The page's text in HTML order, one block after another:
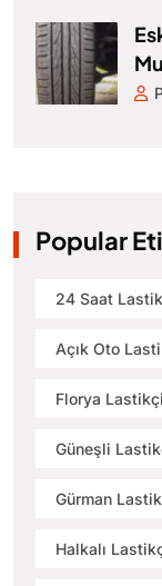
Popular
24 Saat
Açık Oto
Florya Lastikçi
Güneşli
Gürman
Halkalı